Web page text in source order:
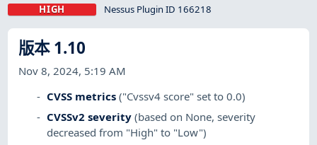
HIGH Nessus Plugin ID 166218
版本 1.10
Nov 8, 2024, 5:19 AM
CVSS metrics ("Cvssv4 score" set to 0.0)
CVSSv2 severity (based on None, severity
decreased from "High" to "Low")